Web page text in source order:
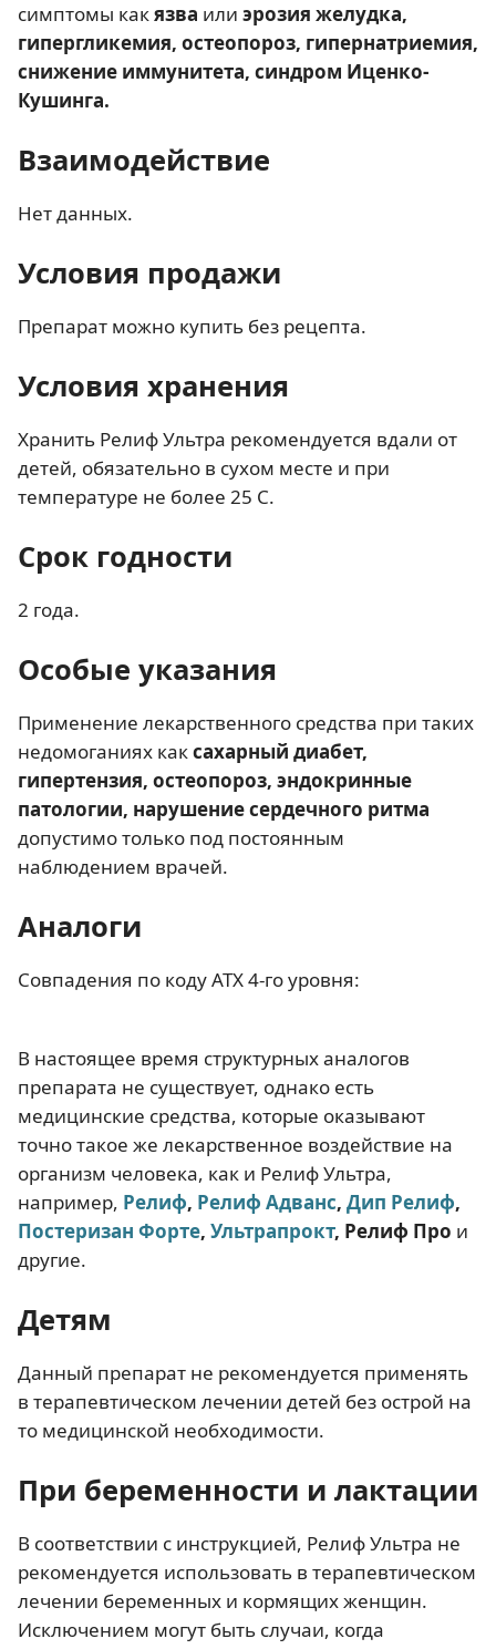
симптомы какязва или эрозия желудка,
гипергликемия, остеопороз, гипернатриемия,
снижение иммунитета, синдром Иценко-
Кушинга.
Взаимодействие
Нет данных.
Условия продажи
Препарат можно купить без рецепта.
Условия хранения
Хранить Релиф Ультра рекомендуется вдали от
детей, обязательно в сухом месте и при
температуре не более 25 С.
Срок годности
2 года.
Особые указания
Применение лекарственного средства при таких
недомоганиях каксахарный диабет,
гипертензия, остеопороз, эндокринные
патологии, нарушение сердечного ритма
допустимо только под постоянным
наблюдением врачей.
Аналоги
Совпадения по коду АТХ 4-го уровня:
В настоящее время структурных аналогов
препарата не существует, однако есть
медицинские средства, которые оказывают
точно такое же лекарственное воздействие на
организм человека, как и Релиф Ультра,
например, Релиф, Релиф Адванс, Дип Релиф,
Постеризан Форте, Ультрапрокт, Релиф Про и
другие.
Детям
Данный препарат не рекомендуется применять
в терапевтическом лечении детей без острой на
то медицинской необходимости.
При беременности и лактации
В соответствии с инструкцией, Релиф Ультра не
рекомендуется использовать в терапевтическом
лечении беременных и кормящих женщин.
Исключением могут быть случаи, когда